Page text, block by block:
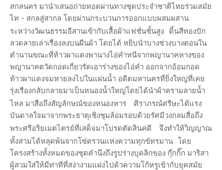
สกลนคร มานำเสนอถ่ายทอดผ่านทางชุดประจำชาติไทยร่วมสมัย
ไท - สกลสู่สากล โดยผ่านกระบวนการออกแบบผสมผสาน
ระหว่างวัฒนธรรมอีสานเข้ากับเสื้อผ้าแฟชั่นชั้นสูง ดิ้นสีทองปัก
ลวดลายเล่าเรื่องลงบนผืนผ้า โดยได้ หยิบนำบางช่วงบางตอนใน
ตำนานขณะที่ท้าวผาแดงพานางไอ่คำหนีจากพญานาคหางของ
พญานาคตวัดกอดเกี่ยวรัดเอาร่างของไอ่คำ ออกจากอ้อมกอด
ท้าวผาแดงจมหายลงไปในแผ่นน้ำ อดีตมหานครที่ยิ่งใหญ่ที่เคย
รุ่งเรืองกลับกลายมาเป็นหนองน้ำใหญ่โดยได้นำผ้าครามลายน้ำ
ไหล มาสื่อถึงสัญลักษณ์ของหนองหาร
ศิราภรณ์ศรีษะได้แรง
บันดาลใจมาจากพระธาตุเชิงชุมล้อมรอบด้วยรัศมีวงกลมสื่อถึง
พระศรีอริยเมตไตรย์ที่เสด็จมาโปรดตัดสินคดี
จึงทำให้วิญญาณ
ทั้งสามได้หลุดพ้นจากโซ่ตรวนแห่งความทุกข์ทรมาน โดย
โครงสร้างทั้งหมดของชุดคำนึงถึงรูปร่างบุคลิกของ กุ๊กกิ๊ก มาริสา
ผู้สวมใส่ให้มีท่าทีที่สง่างามแฝงไปด้วความโก้หรูเข้ากับยุคสมัย